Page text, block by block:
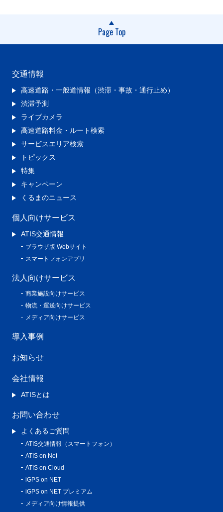
Page Top
交通情報
高速道路・一般道情報（渋滞・事故・通行止め）
渋滞予測
ライブカメラ
高速道路料金・ルート検索
サービスエリア検索
トピックス
特集
キャンペーン
くるまのニュース
個人向けサービス
ATIS交通情報
ブラウザ版 Webサイト
スマートフォンアプリ
法人向けサービス
商業施設向けサービス
物流・運送向けサービス
メディア向けサービス
導入事例
お知らせ
会社情報
ATISとは
お問い合わせ
よくあるご質問
ATIS交通情報（スマートフォン）
ATIS on Net
ATIS on Cloud
iGPS on NET
iGPS on NET プレミアム
メディア向け情報提供